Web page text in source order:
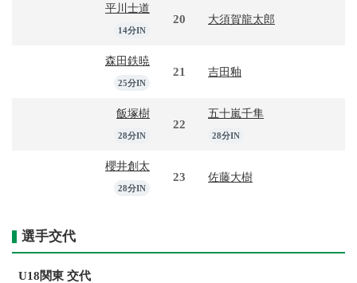
平川士道
14分IN
20 大須賀龍太郎
森田鉄暁
25分IN
21 吉田釉
飯塚樹
28分IN
22
五十嵐千隼
28分IN
櫻井創太
28分IN
23 佐藤大樹
選手交代
U18関東 交代